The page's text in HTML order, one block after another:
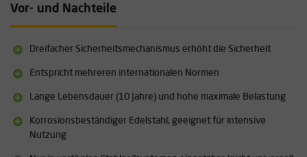
Anwendung: Arbeiten an Masten und Türmen
Material: Edelstahl
Geeignet für Stahlseile: 8–10 mm (5/16–3/8 Zoll)
Max. Benutzer: 1 Person
Länge/Höhe: 102 mm
Lebensdauer: 10 Jahre
Gewicht: 1,08 kg
Vor- und Nachteile
Dreifacher Sicherheitsmechanismus erhöht die Sicherheit
Entspricht mehreren internationalen Normen
Lange Lebensdauer (10 Jahre) und hohe maximale Belastung
Korrosionsbeständiger Edelstahl, geeignet für intensive
Nutzung